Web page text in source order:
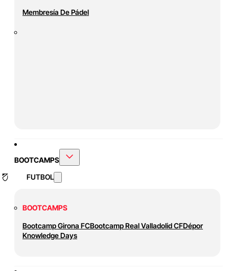
Membresía De Pádel
BOOTCAMPS
FUTBOL
BOOTCAMPS
Bootcamp Girona FCBootcamp Real Valladolid CFDépor
Knowledge Days